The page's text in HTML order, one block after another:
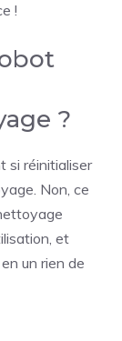
!
?
si réinitialiser
Non, ce
et
un rien de